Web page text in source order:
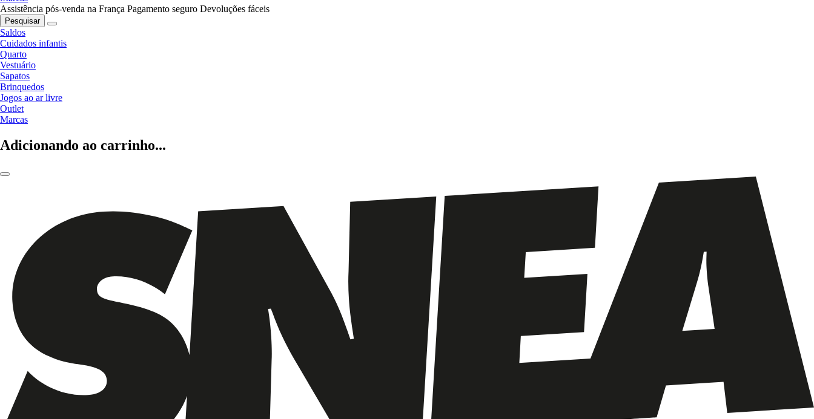
Assistência pós-venda na França Pagamento seguro Devoluções fáceis
Pesquisar
Saldos
Cuidados infantis
Quarto
Vestuário
Sapatos
Brinquedos
Jogos ao ar livre
Outlet
Marcas
Adicionando ao carrinho...